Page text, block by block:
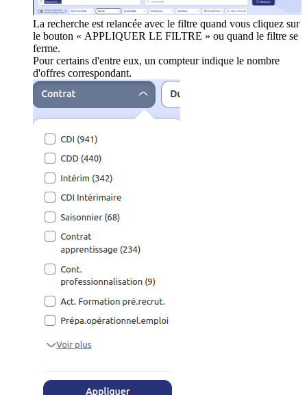
La recherche est relancée avec le filtre quand vous cliquez sur
le bouton « APPLIQUER LE FILTRE » ou quand le filtre se
ferme.
Pour certains d'entre eux, un compteur indique le nombre
d'offres correspondant.